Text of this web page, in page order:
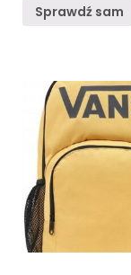
Sprawdź sam